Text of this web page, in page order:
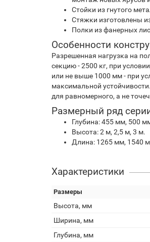
Стойки из гнутого
Стяжки изготовлены
Полки из фанерных
Особенности
Разрешенная нагрузка на
секцию - 2500 кг, при
или не выше 1000 мм - при
максимальной
для равномерного, а не
Размерный ряд
Глубина: 455 мм, 500
Высота: 2 м, 2,5 м, 3 м.
Длина: 1265 мм, 1540
Характеристики
Размеры
Высота, мм
Ширина, мм
Глубина, мм